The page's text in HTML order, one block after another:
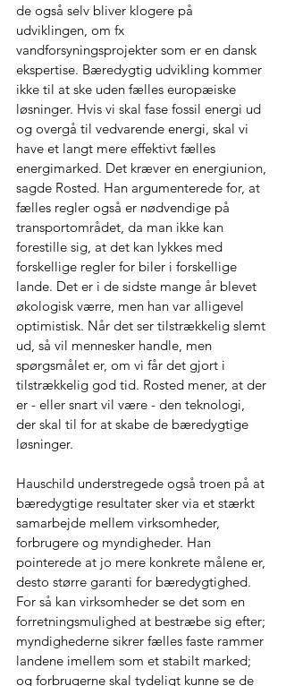
de også selv bliver klogere på
udviklingen, om fx
vandforsyningsprojekter som er en dansk
ekspertise. Bæredygtig udvikling kommer
ikke til at ske uden fælles europæiske
løsninger. Hvis vi skal fase fossil energi ud
og overgå til vedvarende energi, skal vi
have et langt mere effektivt fælles
energimarked. Det kræver en energiunion,
sagde Rosted. Han argumenterede for, at
fælles regler også er nødvendige på
transportområdet, da man ikke kan
forestille sig, at det kan lykkes med
forskellige regler for biler i forskellige
lande. Det er i de sidste mange år blevet
økologisk værre, men han var alligevel
optimistisk. Når det ser tilstrækkelig slemt
ud, så vil mennesker handle, men
spørgsmålet er, om vi får det gjort i
tilstrækkelig god tid. Rosted mener, at der
er - eller snart vil være - den teknologi,
der skal til for at skabe de bæredygtige
løsninger.
Hauschild understregede også troen på at
bæredygtige resultater sker via et stærkt
samarbejde mellem virksomheder,
forbrugere og myndigheder. Han
pointerede at jo mere konkrete målene er,
desto større garanti for bæredygtighed.
For så kan virksomheder se det som en
forretningsmulighed at bestræbe sig efter;
myndighederne sikrer fælles faste rammer
landene imellem som et stabilt marked;
og forbrugerne skal tydeligt kunne se de